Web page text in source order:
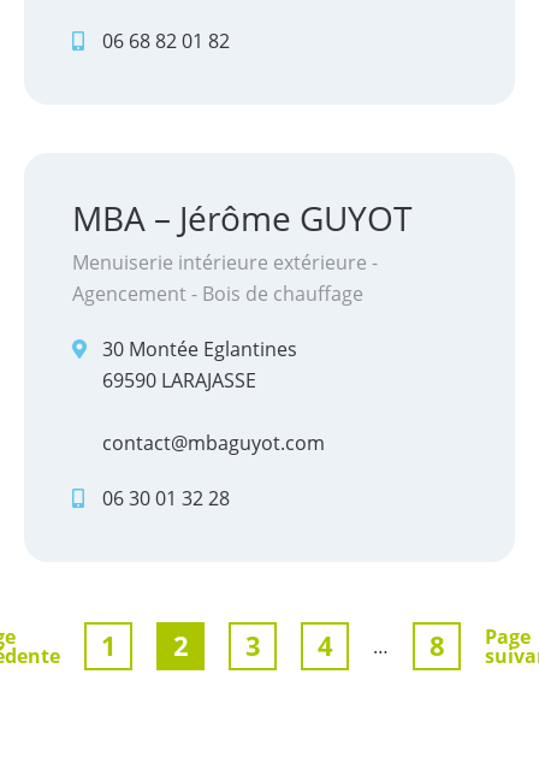
06 68 82 01 82
MBA – Jérôme GUYOT
Menuiserie intérieure extérieure -
Agencement - Bois de chauffage
30 Montée Eglantines
69590 LARAJASSE
contact@mbaguyot.com
06 30 01 32 28
1 2 3 4 … 8 Page